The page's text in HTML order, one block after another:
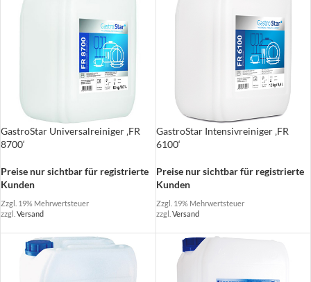
GastroStar Universalreiniger ‚FR
8700‘
Preise nur sichtbar für registrierte
Kunden
Zzgl. 19% Mehrwertsteuer
zzgl. Versand
GastroStar Intensivreiniger ‚FR
6100‘
Preise nur sichtbar für registrierte
Kunden
Zzgl. 19% Mehrwertsteuer
zzgl. Versand